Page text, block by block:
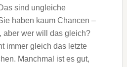
sind ungleiche
haben kaum Chancen –
aber wer will das gleich?
immer gleich das letzte
Manchmal ist es gut,